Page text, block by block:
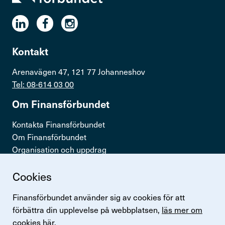
Cookies
Finansförbundet använder sig av cookies för att
förbättra din upplevelse på webbplatsen, läs mer om
cookies här.
Kontakt
Arenavägen 47, 121 77 Johanneshov
Tel: 08-614 03 00
Om Finans­för­bundet
Kontakta Finansförbundet
Om Finansförbundet
Organisation och uppdrag
Snabb­länkar
Logga in
Lönestatistik